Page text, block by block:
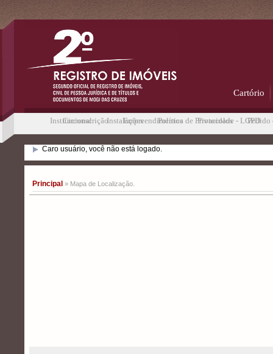
Cartório
Institucional Instalações Política de Privacidade - LGPD
Circunscrição Empreendimentos Protocolos Pedido
Caro usuário, você não está logado.
Principal » Mapa de Localização.